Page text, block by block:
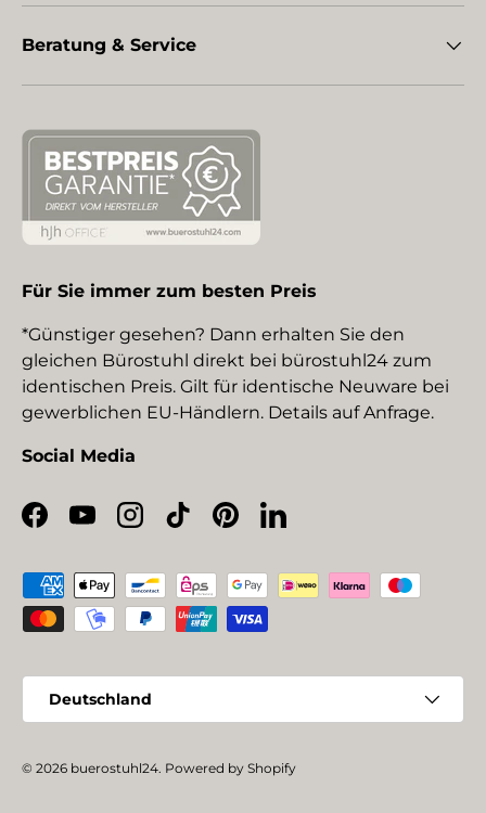
Beratung & Service
Für Sie immer zum besten Preis
*Günstiger gesehen? Dann erhalten Sie den
gleichen Bürostuhl direkt bei bürostuhl24 zum
identischen Preis. Gilt für identische Neuware bei
gewerblichen EU-Händlern. Details auf Anfrage.
Social Media
Facebook
YouTubeInstagram
TikTokPinterestLinkedIn
Zahlungsmethoden
Deutschland
© 2026 buerostuhl24. Powered by Shopify